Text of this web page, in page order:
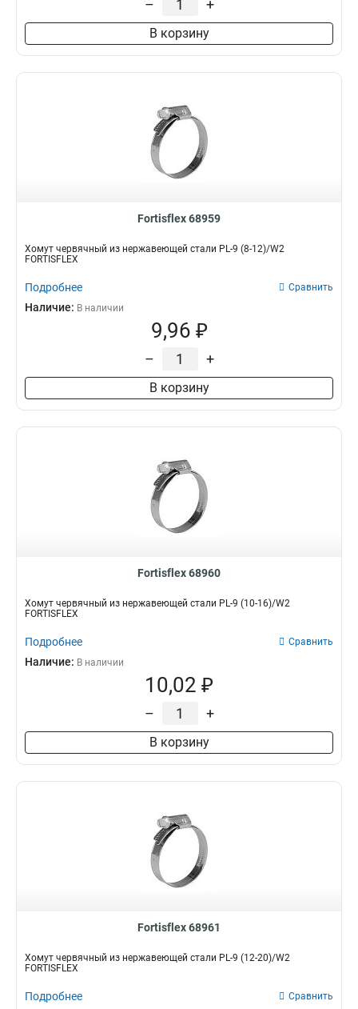
– +
В корзину
Fortisflex 68959
Хомут червячный из нержавеющей стали PL-9 (8-12)/W2
FORTISFLEX
Подробнее Сравнить
Наличие: В наличии
9,96 ₽
– +
В корзину
Fortisflex 68960
Хомут червячный из нержавеющей стали PL-9 (10-16)/W2
FORTISFLEX
Подробнее Сравнить
Наличие: В наличии
10,02 ₽
– +
В корзину
Fortisflex 68961
Хомут червячный из нержавеющей стали PL-9 (12-20)/W2
FORTISFLEX
Подробнее Сравнить